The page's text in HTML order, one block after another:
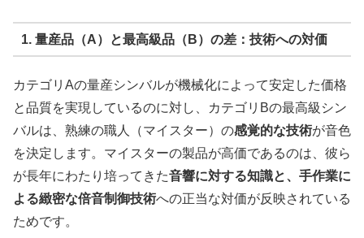
1. 量産品（A）と最高級品（B）の差：技術への対価
カテゴリAの量産シンバルが機械化によって安定した価格
と品質を実現しているのに対し、カテゴリBの最高級シン
バルは、熟練の職人（マイスター）の感覚的な技術が音色
を決定します。マイスターの製品が高価であるのは、彼ら
が長年にわたり培ってきた音響に対する知識と、手作業に
よる緻密な倍音制御技術への正当な対価が反映されている
ためです。